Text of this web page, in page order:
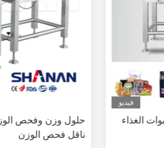
فيديو
الغذاء
حلول وزن وفحص
ناقل فحص الوزن